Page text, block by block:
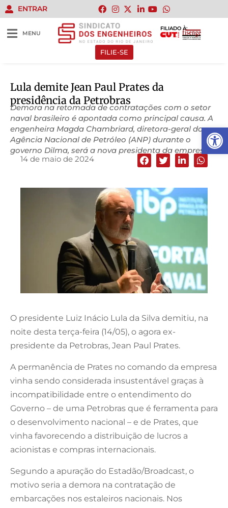
Abrir
ENTRAR
MENU
FILIADO À:
FILIE-SE
Lula demite Jean Paul Prates da
presidência da Petrobras
Demora na retomada de contratações com o setor
naval brasileiro é apontada como principal causa. A
engenheira Magda Chambriard, diretora-geral da
Agência Nacional de Petróleo (ANP) durante o
governo Dilma, será a nova presidenta da empresa
14 de maio de 2024
O presidente Luiz Inácio Lula da Silva demitiu, na
noite desta terça-feira (14/05), o agora ex-
presidente da Petrobras, Jean Paul Prates.
A permanência de Prates no comando da empresa
vinha sendo considerada insustentável graças à
incompatibilidade entre o entendimento do
Governo – de uma Petrobras que é ferramenta para
o desenvolvimento nacional – e de Prates, que
vinha favorecendo a distribuição de lucros a
acionistas e compras internacionais.
Segundo a apuração do Estadão/Broadcast, o
motivo seria a demora na contratação de
embarcações nos estaleiros nacionais. Nos